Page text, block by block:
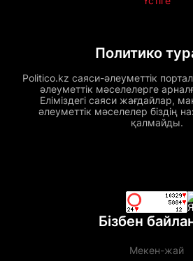
Политико
Politico.kz саяси-әлеуметтік
әлеуметтік мәселелерге
Еліміздегі саяси жағдайлар,
әлеуметтік мәселелер біздің
қалмайды.
Бізбен
Мекен-жай